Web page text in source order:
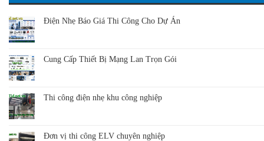
Điện Nhẹ Báo Giá Thi Công Cho Dự Án
Cung Cấp Thiết Bị Mạng Lan Trọn Gói
Thi công điện nhẹ khu công nghiệp
Đơn vị thi công ELV chuyên nghiệp